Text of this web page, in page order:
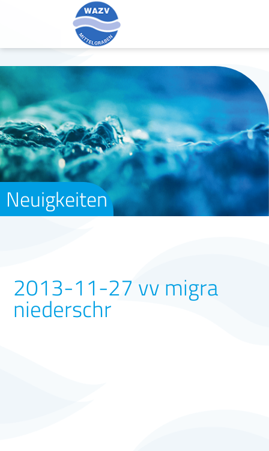
Neuigkeiten
2013-11-27 vv migra
niederschr